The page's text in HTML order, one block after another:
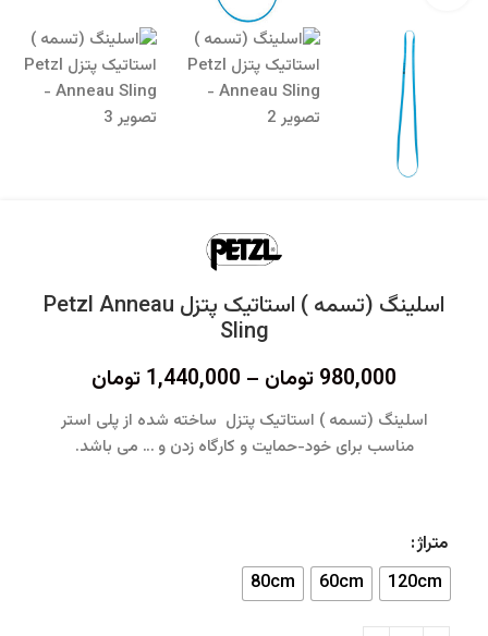
اسلینگ (تسمه ) استاتیک پتزل Petzl Anneau
Sling
980,000 تومان –
1,440,000 تومان
اسلینگ (تسمه ) استاتیک پتزل ساخته شده از پلی استر
مناسب برای خود-حمایت و کارگاه زدن و … می باشد.
متراژ
120cm
60cm
80cm